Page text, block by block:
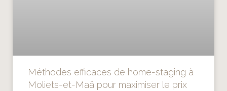
Méthodes efficaces de home-staging à
Moliets-et-Maâ pour maximiser le prix